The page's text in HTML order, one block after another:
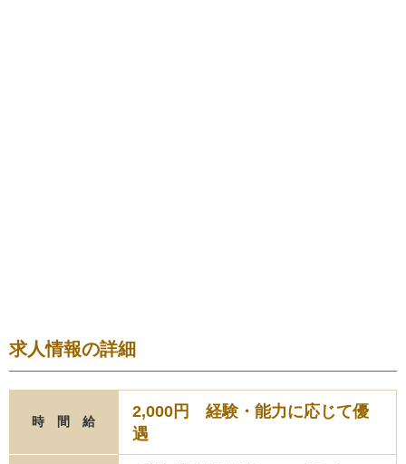
求人情報の詳細
時 間 給
2,000円 経験・能力に応じて優
遇